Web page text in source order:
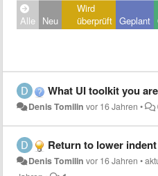
Alle Neu
Wird
überprüft Geplant
What UI toolkit you
Denis Tomilin vor 16 Jahren •
Return to lower indent
Denis Tomilin vor 16 Jahren •